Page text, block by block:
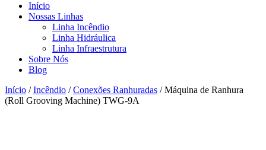
Início
Nossas Linhas
Linha Incêndio
Linha Hidráulica
Linha Infraestrutura
Sobre Nós
Blog
Início /Incêndio /Conexões Ranhuradas / Máquina de Ranhura
(Roll Grooving Machine) TWG-9A